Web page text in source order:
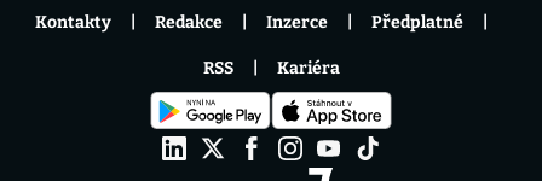
Kontakty Redakce Inzerce Předplatné
RSS Kariéra